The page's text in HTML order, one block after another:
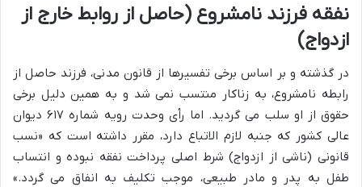
نفقه فرزند نامشروع (حاصل از روابط خارج از
ازدواج)
در گذشته و بر اساس برخی تفسیرها از قانون مدنی، فرزند حاصل از
رابطه نامشروع، به زناکار منتسب نمی شد و به همین دلیل برخی
حقوق از او سلب می گردید. اما رأی وحدت رویه شماره ۶۱۷ دیوان
عالی کشور که جنبه لازم الاتباع دارد، مقرر داشته است که «نسب
قانونی (ناشی از ازدواج) شرط اصلی پرداخت نفقه نبوده و انتساب
طفل به پدر و مادر طبیعی، موجب تکلیف به انفاق می گردد.»